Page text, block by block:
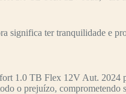
significa ter tranquilidade e
1.0 TB Flex 12V Aut. 2024
o prejuízo, comprometendo